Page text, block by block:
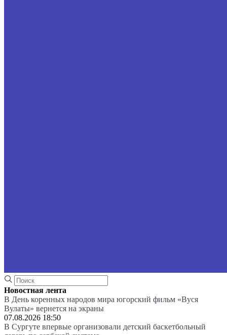
Новостная лента
В День коренных народов мира югорский фильм «Вуся
Вулаты» вернется на экраны
07.08.2026 18:50
В Сургуте впервые организовали детский баскетбольный